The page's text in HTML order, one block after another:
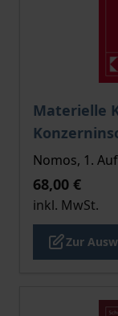
Materielle
Der Preis
Nomos, 1.
68,00 €
inkl. MwSt.
Zur